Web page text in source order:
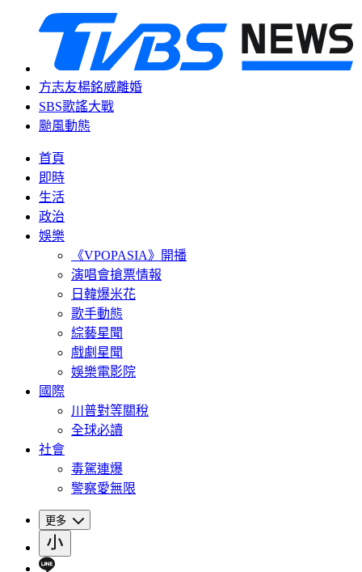
方志友楊銘威離婚
SBS歌謠大戰
颱風動態
首頁
即時
生活
政治
娛樂
《VPOPASIA》開播
演唱會搶票情報
日韓爆米花
歌手動態
綜藝星聞
戲劇星聞
娛樂電影院
國際
川普對等關稅
全球必讀
社會
毒駕連爆
警察愛無限
更多